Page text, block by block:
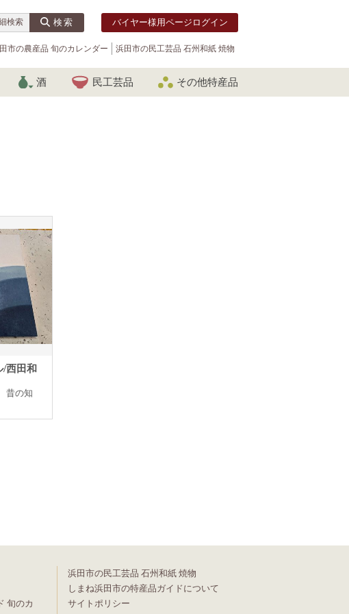
検索 検索 バイヤー様用ページログイン
市の農産品 旬のカレンダー 浜田市の民工芸品 石州和紙 焼物
酒 民工芸品 その他特産品
西田和
昔の知
浜田市の民工芸品 石州和紙 焼物
しまね浜田市の特産品ガイドについて
旬のカ
サイトポリシー